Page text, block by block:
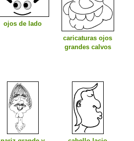
ojos de lado
caricaturas ojos
grandes calvos